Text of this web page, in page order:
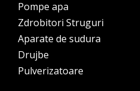
Pompe apa
Zdrobitori Struguri
Aparate de sudura
Drujbe
Pulverizatoare